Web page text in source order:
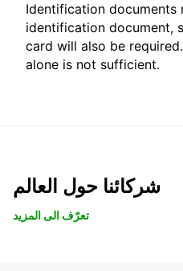
Identification documents
identification document,
card will also be
alone is not sufficient.
شركائنا حول العالم
تعرّف الى المزيد